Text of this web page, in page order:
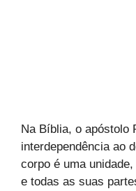
Na Bíblia, o apóstolo
interdependência ao
corpo é uma
e todas as suas